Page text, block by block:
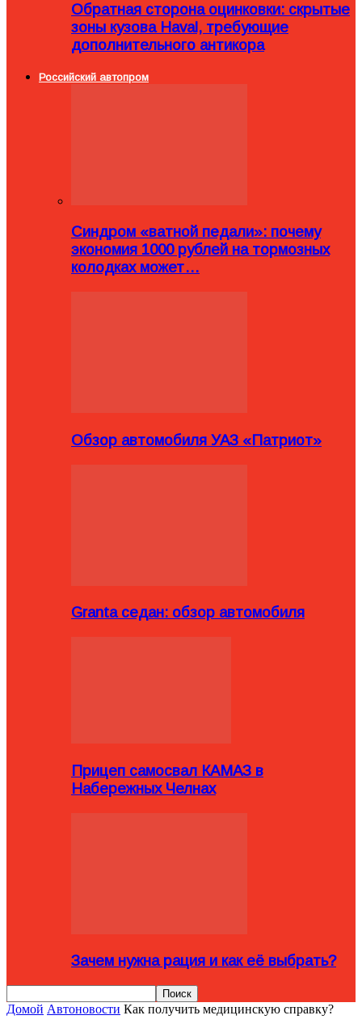
Обратная сторона оцинковки: скрытые
зоны кузова Haval, требующие
дополнительного антикора
Российский автопром
Синдром «ватной педали»: почему
экономия 1000 рублей на тормозных
колодках может…
Обзор автомобиля УАЗ «Патриот»
Granta седан: обзор автомобиля
Прицеп самосвал КАМАЗ в
Набережных Челнах
Зачем нужна рация и как её выбрать?
Домой Автоновости Как получить медицинскую справку?